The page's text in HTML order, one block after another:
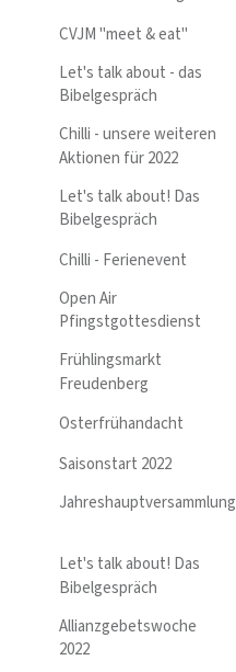
CVJM "meet & eat"
Let's talk about - das
Bibelgespräch
Chilli - unsere weiteren
Aktionen für 2022
Let's talk about! Das
Bibelgespräch
Chilli - Ferienevent
Open Air
Pfingstgottesdienst
Frühlingsmarkt
Freudenberg
Osterfrühandacht
Saisonstart 2022
Jahreshauptversammlung
Let's talk about! Das
Bibelgespräch
Allianzgebetswoche
2022